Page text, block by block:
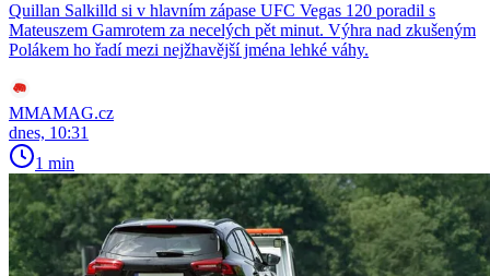
Quillan Salkilld si v hlavním zápase UFC Vegas 120 poradil s
Mateuszem Gamrotem za necelých pět minut. Výhra nad zkušeným
Polákem ho řadí mezi nejžhavější jména lehké váhy.
MMAMAG.cz
dnes, 10:31
1 min